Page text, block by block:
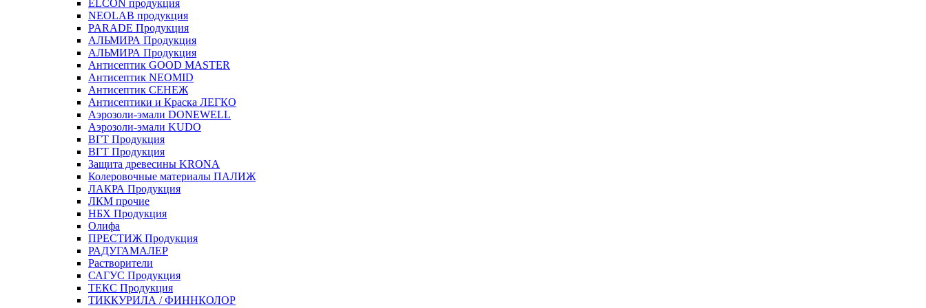
ELCON продукция
NEOLAB продукция
PARADE Продукция
АЛЬМИРА Продукция
АЛЬМИРА Продукция
Антисептик GOOD MASTER
Антисептик NEOMID
Антисептик СЕНЕЖ
Антисептики и Краска ЛЕГКО
Аэрозоли-эмали DONEWELL
Аэрозоли-эмали KUDO
ВГТ Продукция
ВГТ Продукция
Защита древесины KRONA
Колеровочные материалы ПАЛИЖ
ЛАКРА Продукция
ЛКМ прочие
НБХ Продукция
Олифа
ПРЕСТИЖ Продукция
РАДУГАМАЛЕР
Растворители
САГУС Продукция
ТЕКС Продукция
ТИККУРИЛА / ФИННКОЛОР